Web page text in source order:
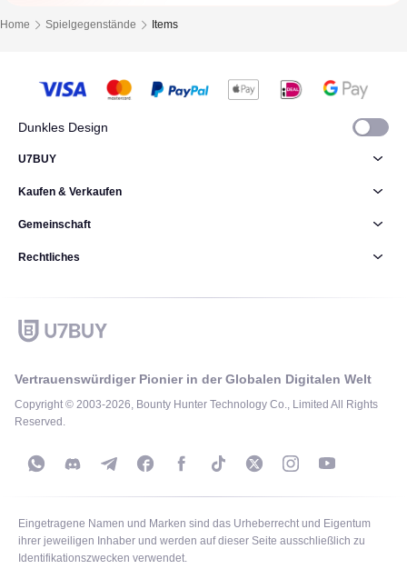
Home Spielgegenstände Items
Dunkles Design
Vertrauenswürdiger Pionier in der Globalen Digitalen Welt
Copyright © 2003-2026, Bounty Hunter Technology Co., Limited All Rights
Reserved.
U7BUY
Kaufen & Verkaufen
Gemeinschaft
Rechtliches
Eingetragene Namen und Marken sind das Urheberrecht und Eigentum
ihrer jeweiligen Inhaber und werden auf dieser Seite ausschließlich zu
Identifikationszwecken verwendet.